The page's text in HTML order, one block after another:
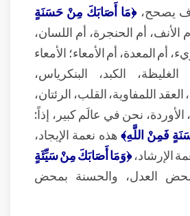
يصحح، ﴿مَا أَصَابَكَ مِنْ حَسَنَةٍ
الأنف، أم الحنجرة، أم اللسان،
أم المعدة، أم الأمعاء؛ الأمعاء
الغليظة، الكبد، البنكرياس،
اللمفاوية، القلب، الرئتان،
الأوردة، نحن في عالَم كبير، إذاً:
فَمِنْ اللَّهِ﴾هذه نعمة الإيجاد،
الإرشاد،﴿وَمَا أَصَابَكَ مِنْ سَيِّئَةٍ
العدل، والحسنة بمحض